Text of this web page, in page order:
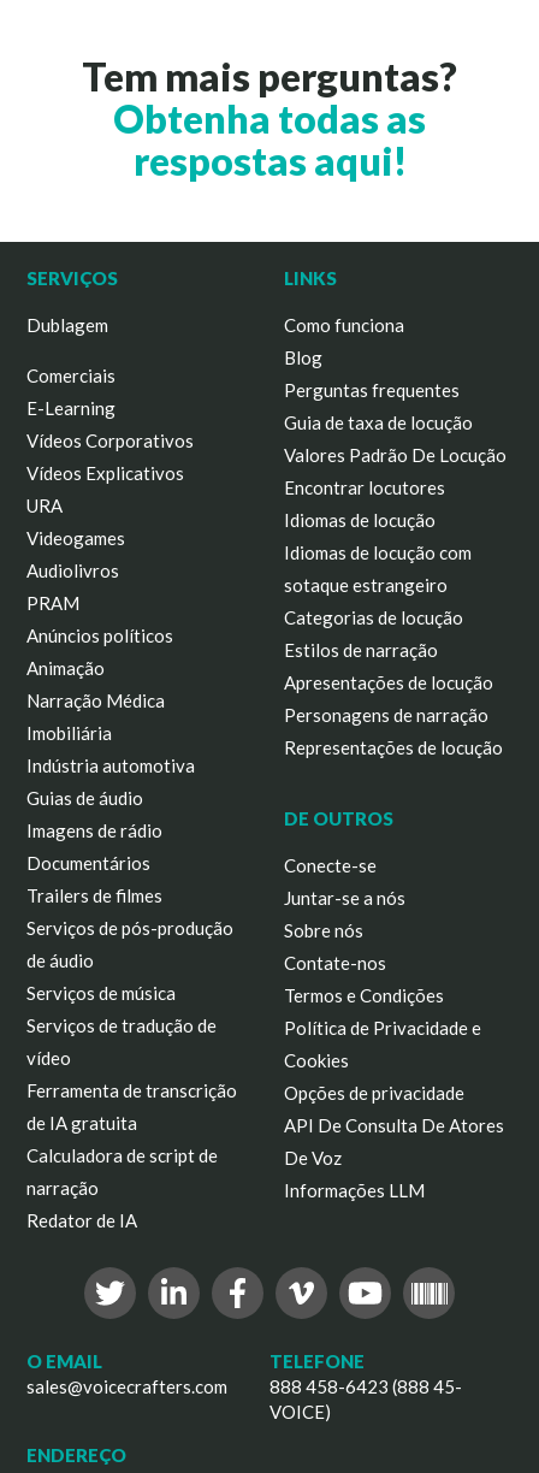
Tem mais perguntas?
Obtenha todas as
respostas aqui!
SERVIÇOS
Dublagem
Comerciais
E-Learning
Vídeos Corporativos
Vídeos Explicativos
URA
Videogames
Audiolivros
PRAM
Anúncios políticos
Animação
Narração Médica
Imobiliária
Indústria automotiva
Guias de áudio
Imagens de rádio
Documentários
Trailers de filmes
Serviços de pós-produção
de áudio
Serviços de música
Serviços de tradução de
vídeo
Ferramenta de transcrição
de IA gratuita
Calculadora de script de
narração
Redator de IA
LINKS
Como funciona
Blog
Perguntas frequentes
Guia de taxa de locução
Valores Padrão De Locução
Encontrar locutores
Idiomas de locução
Idiomas de locução com
sotaque estrangeiro
Categorias de locução
Estilos de narração
Apresentações de locução
Personagens de narração
Representações de locução
DE OUTROS
Conecte-se
Juntar-se a nós
Sobre nós
Contate-nos
Termos e Condições
Política de Privacidade e
Cookies
Opções de privacidade
API De Consulta De Atores
De Voz
Informações LLM
O EMAIL
sales@voicecrafters.com
TELEFONE
888 458-6423 (888 45-
VOICE)
ENDEREÇO